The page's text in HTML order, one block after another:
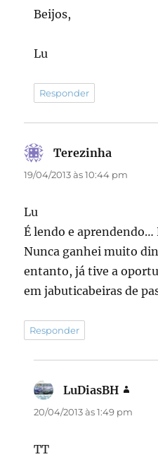
Beijos,
Lu
Responder
Terezinha
19/04/2013 às 10:44 pm
Lu
É lendo e aprendendo…
Nunca ganhei muito
entanto, já tive a
em jabuticabeiras de
Responder
LuDiasBH
20/04/2013 às 1:49 pm
TT